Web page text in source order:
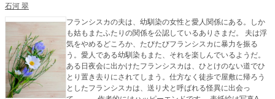
石河 翠
フランシスカの夫は、幼馴染の女性と愛人関係にある。しか
も姑もまたふたりの関係を公認しているありさまだ。 夫は浮
気をやめるどころか、たびたびフランシスカに暴力を振る
う。愛人である幼馴染もまた、それを楽しんでいるようだ。
ある日夜会に出かけたフランシスカは、ひとけのない道でひ
とり置き去りにされてしまう。仕方なく徒歩で屋敷に帰ろう
としたフランシスカは、送り犬と呼ばれる怪異に出会っ